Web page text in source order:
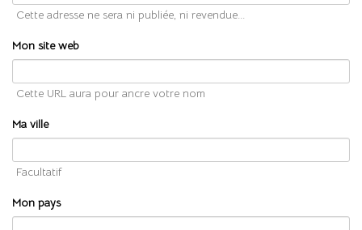
Cette adresse ne sera ni publiée, ni revendue...
Mon site web
Cette URL aura pour ancre votre nom
Ma ville
Facultatif
Mon pays